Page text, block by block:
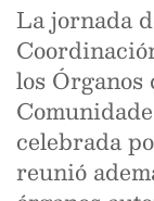
La jornada
los
celebrada
reunió